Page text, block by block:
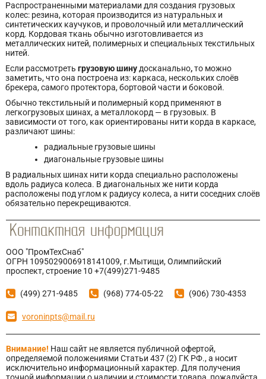
Распространенными материалами для создания грузовых
колес: резина, которая производится из натуральных и
синтетических каучуков, и проволочный или металлический
корд. Кордовая ткань обычно изготовливается из
металлических нитей, полимерных и специальных текстильных
нитей.
Если рассмотреть грузовую шину досканально,то можно
заметить, что она построена из: каркаса, нескольких слоёв
брекера, самого протектора, бортовой части и боковой.
Обычно текстильный и полимерный корд применяют в
легкогрузовых шинах, а металлокорд — в грузовых. В
зависимости от того, как ориентированы нити корда в каркасе,
различают шины:
радиальные грузовые шины
диагональные грузовые шины
В радиальных шинах нити корда специально расположены
вдоль радиуса колеса. В диагональных же нити корда
расположены под углом к радиусу колеса, а нити соседних слоёв
обязательно перекрещиваются.
ООО "ПромТехСнаб"
ОГРН 1095029006918141009, г.Мытищи, Олимпийский
проспект, строение 10 +7(499)271-9485
(499) 271-9485 (968) 774-05-22 (906) 730-4353
voroninpts@mail.ru
Внимание! Наш сайт не является публичной офертой,
определяемой положениями Статьи 437 (2) ГК РФ., а носит
исключительно информационный характер. Для получения